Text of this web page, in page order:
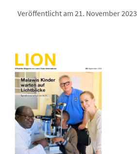
Veröffentlicht am 21. November 2023